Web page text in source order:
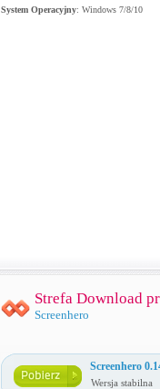
System Operacyjny: Windows 7/8/10
Strefa Download
Screenhero
Screenhero
Wersja stabilna